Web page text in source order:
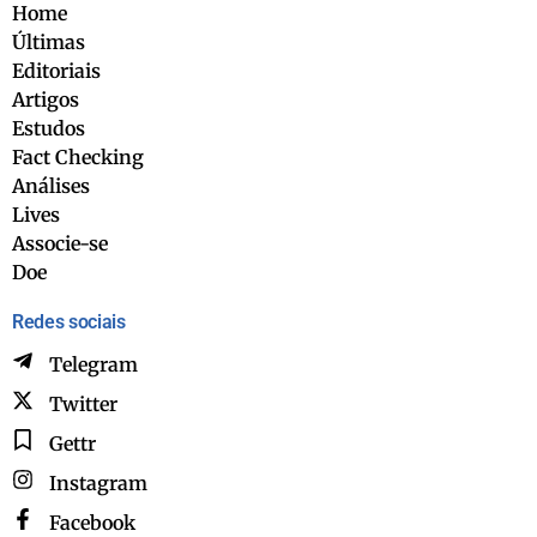
Home
Últimas
Editoriais
Artigos
Estudos
Fact Checking
Análises
Lives
Associe-se
Doe
Redes sociais
Telegram
Twitter
Gettr
Instagram
Facebook